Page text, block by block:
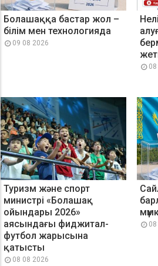
Болашаққа бастар жол –
білім мен технологияда
09 08 2026
Туризм және спорт
министрі «Болашақ
ойындары 2026»
аясындағы фиджитал-
футбол жарысына
қатысты
08 08 2026